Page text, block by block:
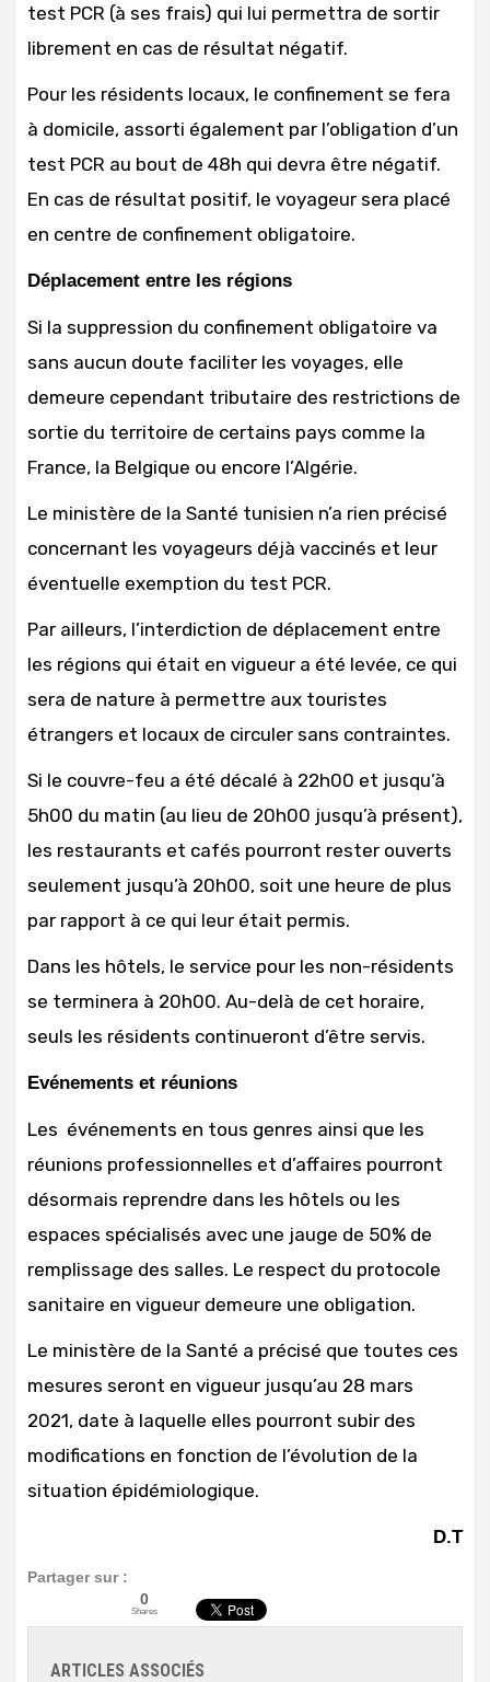
test PCR (à ses frais) qui lui permettra de sortir
librement en cas de résultat négatif.
Pour les résidents locaux, le confinement se fera
à domicile, assorti également par l’obligation d’un
test PCR au bout de 48h qui devra être négatif.
En cas de résultat positif, le voyageur sera placé
en centre de confinement obligatoire.
Déplacement entre les régions
Si la suppression du confinement obligatoire va
sans aucun doute faciliter les voyages, elle
demeure cependant tributaire des restrictions de
sortie du territoire de certains pays comme la
France, la Belgique ou encore l’Algérie.
Le ministère de la Santé tunisien n’a rien précisé
concernant les voyageurs déjà vaccinés et leur
éventuelle exemption du test PCR.
Par ailleurs, l’interdiction de déplacement entre
les régions qui était en vigueur a été levée, ce qui
sera de nature à permettre aux touristes
étrangers et locaux de circuler sans contraintes.
Si le couvre-feu a été décalé à 22h00 et jusqu’à
5h00 du matin (au lieu de 20h00 jusqu’à présent),
les restaurants et cafés pourront rester ouverts
seulement jusqu’à 20h00, soit une heure de plus
par rapport à ce qui leur était permis.
Dans les hôtels, le service pour les non-résidents
se terminera à 20h00. Au-delà de cet horaire,
seuls les résidents continueront d’être servis.
Evénements et réunions
Les événements en tous genres ainsi que les
réunions professionnelles et d’affaires pourront
désormais reprendre dans les hôtels ou les
espaces spécialisés avec une jauge de 50% de
remplissage des salles. Le respect du protocole
sanitaire en vigueur demeure une obligation.
Le ministère de la Santé a précisé que toutes ces
mesures seront en vigueur jusqu’au 28 mars
2021, date à laquelle elles pourront subir des
modifications en fonction de l’évolution de la
situation épidémiologique.
D.T
Partager sur :
0
Shares
ARTICLES ASSOCIÉS